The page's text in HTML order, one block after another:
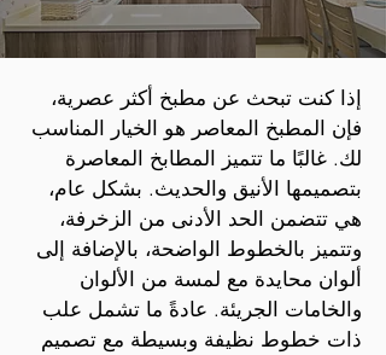
إذا كنت تبحث عن مطبخ أكثر عصرية،
فإن المطبخ المعاصر هو الخيار المناسب
لك. غالبًا ما تتميز المطابخ المعاصرة
بتصميمها الأنيق والحديث. بشكل عام،
هي تتضمن الحد الأدنى من الزخرفة،
وتتميز بالخطوط الواضحة، بالإضافة إلى
ألوان محايدة مع لمسة من الألوان
والخامات الجريئة. عادةً ما تشمل علب
ذات خطوط نظيفة وبسيطة مع تصميم